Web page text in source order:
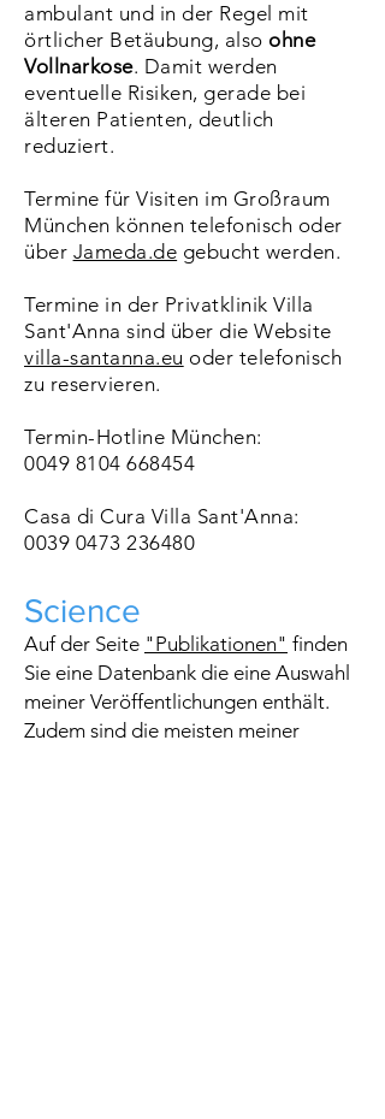
ambulant und in der Regel mit
örtlicher Betäubung, also ohne
Vollnarkose. Damit werden
eventuelle Risiken, gerade bei
älteren Patienten, deutlich
reduziert.
Termine für Visiten im Großraum
München können telefonisch oder
über Jameda.de gebucht werden.
Termine in der Privatklinik Villa
Sant'Anna sind über die Website
villa-santanna.eu oder telefonisch
zu reservieren.
Termin-Hotline München:
0049 8104 668454
Casa di Cura Villa Sant'Anna:
0039 0473 236480
Science
Auf der Seite "Publikationen" finden
Sie eine Datenbank die eine Auswahl
meiner Veröffentlichungen enthält.
Zudem sind die meisten meiner